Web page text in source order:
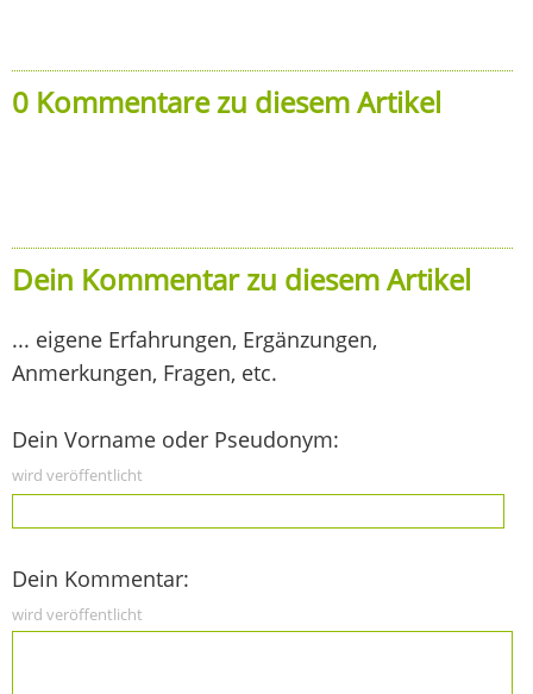
0 Kommentare zu diesem Artikel
Dein Kommentar zu diesem Artikel
... eigene Erfahrungen, Ergänzungen,
Anmerkungen, Fragen, etc.
Dein Vorname oder Pseudonym:
wird veröffentlicht
Dein Kommentar:
wird veröffentlicht